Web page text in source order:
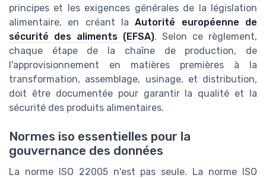
principes et les exigences générales de la législation
alimentaire, en créant laAutorité européenne de
sécurité des aliments (EFSA). Selon ce règlement,
chaque étape de la chaîne de production, de
l'approvisionnement en matières premières à la
transformation, assemblage, usinage, et distribution,
doit être documentée pour garantir la qualité et la
sécurité des produits alimentaires.
Normes iso essentielles pour la
gouvernance des données
La norme ISO 22005 n'est pas seule. La norme ISO